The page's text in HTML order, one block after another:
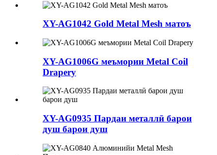
XY-AG1042 Gold Metal Mesh матоъ
XY-AG1006G меъмории Metal Coil
Drapery
XY-AG0935 Пардаи металлӣ барои
душ барои душ